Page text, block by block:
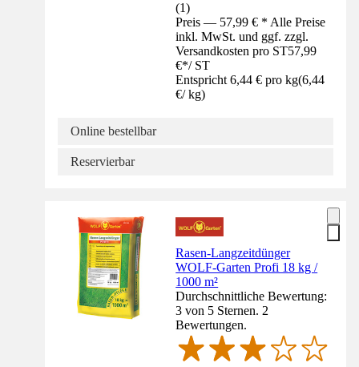
(1)
Preis — 57,99 € * Alle Preise
inkl. MwSt. und ggf. zzgl.
Versandkosten pro ST57,99
€*/ ST
Entspricht 6,44 € pro kg(6,44
€/ kg)
Online bestellbar
Reservierbar
Rasen-Langzeitdünger
WOLF-Garten Profi 18 kg /
1000 m²
Durchschnittliche Bewertung:
3 von 5 Sternen. 2
Bewertungen.